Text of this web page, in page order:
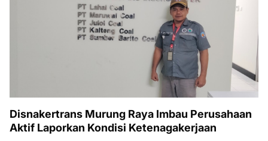
Disnakertrans Murung Raya Imbau Perusahaan
Aktif Laporkan Kondisi Ketenagakerjaan